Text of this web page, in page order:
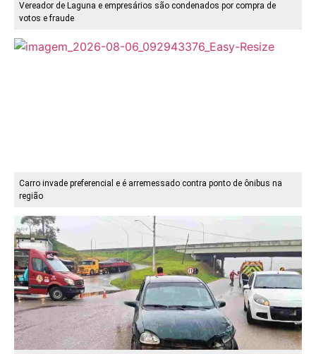
Vereador de Laguna e empresários são condenados por compra de
votos e fraude
Carro invade preferencial e é arremessado contra ponto de ônibus na
região